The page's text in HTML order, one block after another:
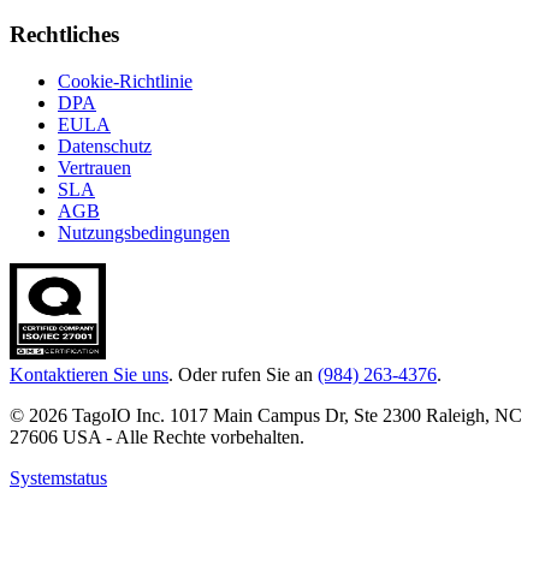
Rechtliches
Cookie-Richtlinie
DPA
EULA
Datenschutz
Vertrauen
SLA
AGB
Nutzungsbedingungen
Kontaktieren Sie uns. Oder rufen Sie an (984) 263-4376.
© 2026 TagoIO Inc. 1017 Main Campus Dr, Ste 2300 Raleigh, NC
27606 USA - Alle Rechte vorbehalten.
Systemstatus